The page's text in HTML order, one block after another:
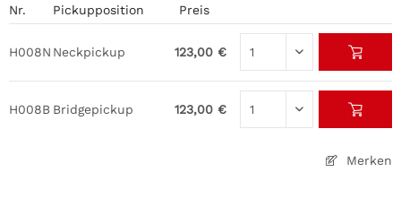
Merken
Nr.
Pickupposition Preis
H008N Neckpickup 123,00 €
H008B Bridgepickup 123,00 €